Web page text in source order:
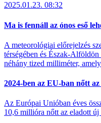
2025.01.23. 08:32
Ma is fennáll az ónos eső
A meteorológiai előrejelzés
térségében és Észak-
néhány tized milliméter,
2024-ben az EU-ban nőtt
Az Európai Unióban éves
10,6 millióra nőtt az eladott új